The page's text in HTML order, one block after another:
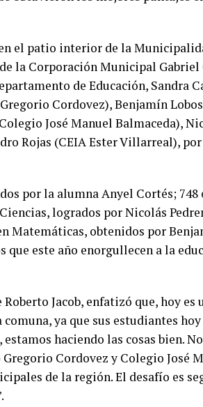
el patio interior de la
la Corporación Municipal
de Educación, Sandra
Cordovez), Benjamín
José Manuel Balmaceda),
Rojas (CEIA Ester Villarreal),
por la alumna Anyel Cortés;
logrados por Nicolás
Matemáticas, obtenidos por
que este año enorgullecen a la
Jacob, enfatizó que, hoy es
ya que sus estudiantes
haciendo las cosas bien.
Cordovez y Colegio José
de la región. El desafío es